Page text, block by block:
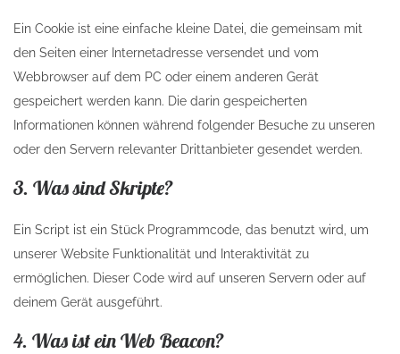
Ein Cookie ist eine einfache kleine Datei, die gemeinsam mit
den Seiten einer Internetadresse versendet und vom
Webbrowser auf dem PC oder einem anderen Gerät
gespeichert werden kann. Die darin gespeicherten
Informationen können während folgender Besuche zu unseren
oder den Servern relevanter Drittanbieter gesendet werden.
3. Was sind Skripte?
Ein Script ist ein Stück Programmcode, das benutzt wird, um
unserer Website Funktionalität und Interaktivität zu
ermöglichen. Dieser Code wird auf unseren Servern oder auf
deinem Gerät ausgeführt.
4. Was ist ein Web Beacon?